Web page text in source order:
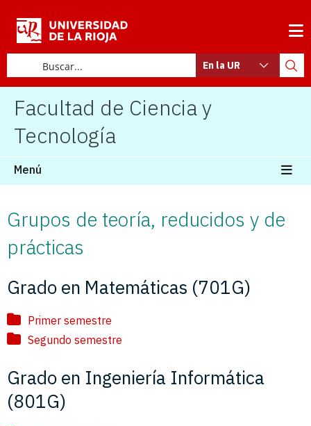
En la UR
Facultad de Ciencia y
Tecnología
Menú
Grupos de teoría, reducidos y de
prácticas
Grado en Matemáticas (701G)
Primer semestre
Segundo semestre
Grado en Ingeniería Informática
(801G)